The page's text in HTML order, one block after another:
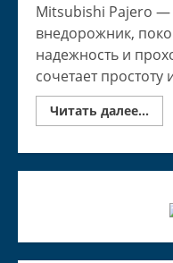
Mitsubishi Pajero —
внедорожник,
надежность и
сочетает простоту
Читать далее...
more
—